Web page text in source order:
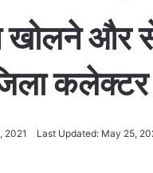
और
कलेक्टर
2021 Last Updated: May 25,